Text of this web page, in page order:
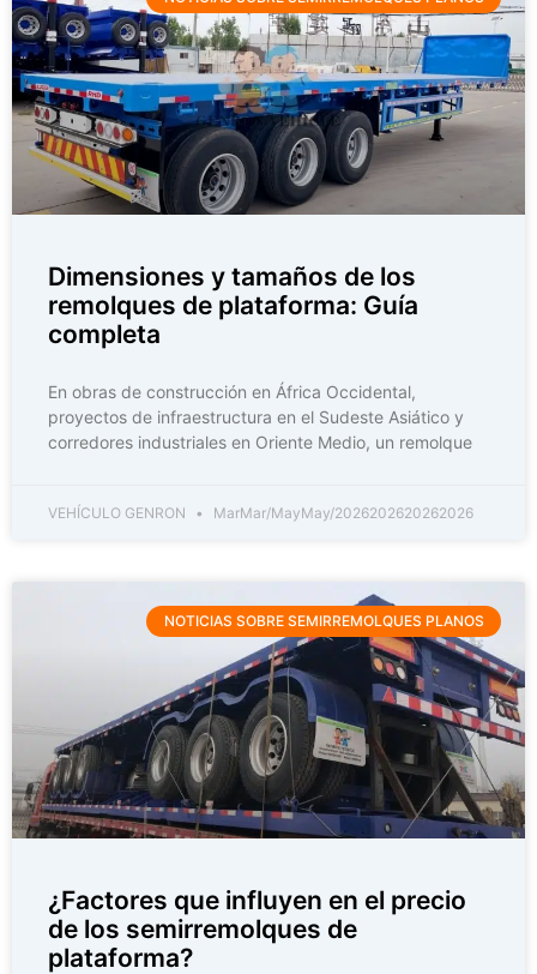
Dimensiones y tamaños de los
remolques de plataforma: Guía
completa
En obras de construcción en África Occidental,
proyectos de infraestructura en el Sudeste Asiático y
corredores industriales en Oriente Medio, un remolque
VEHÍCULO GENRON MarMar/MayMay/2026202620262026
NOTICIAS SOBRE SEMIRREMOLQUES PLANOS
¿Factores que influyen en el precio
de los semirremolques de
plataforma?